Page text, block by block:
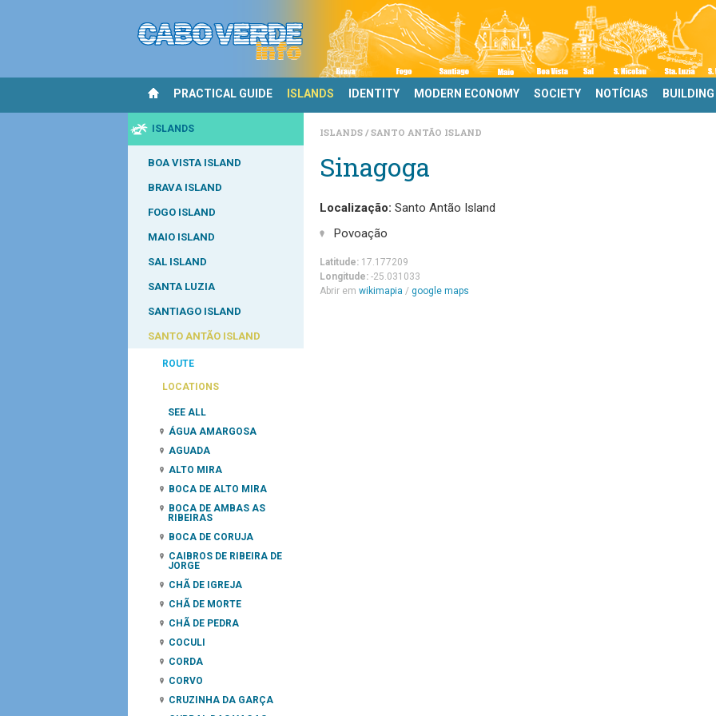
PRACTICAL GUIDE ISLANDS IDENTITY MODERN ECONOMY SOCIETY NOTÍCIAS BUILDING
ISLANDS
BOA VISTA ISLAND
BRAVA ISLAND
FOGO ISLAND
MAIO ISLAND
SAL ISLAND
SANTA LUZIA
SANTIAGO ISLAND
SANTO ANTÃO ISLAND
ROUTE
LOCATIONS
SEE ALL
ÁGUA AMARGOSA
AGUADA
ALTO MIRA
BOCA DE ALTO MIRA
BOCA DE AMBAS AS
RIBEIRAS
BOCA DE CORUJA
CAIBROS DE RIBEIRA DE
JORGE
CHÃ DE IGREJA
CHÃ DE MORTE
CHÃ DE PEDRA
COCULI
CORDA
CORVO
CRUZINHA DA GARÇA
ISLANDS SANTO ANTÃO ISLAND
Sinagoga
Localização: Santo Antão Island
Povoação
Latitude: 17.177209
Longitude: -25.031033
Abrir em wikimapia / google maps